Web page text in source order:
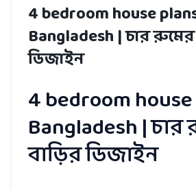
4 bedroom house
Bangladesh | চার
ডিজাইন
4 bedroom
Bangladesh |
বাড়ির ডিজাইন